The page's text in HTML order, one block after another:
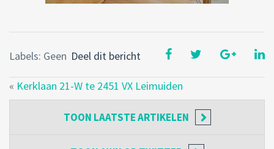
Deel dit bericht
Labels: Geen
« Kerklaan 21-W te 2451 VX Leimuiden
TOON LAATSTE ARTIKELEN